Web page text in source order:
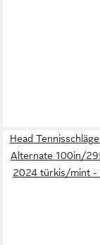
Head
Alternate 100in/
2024 türkis/mint -